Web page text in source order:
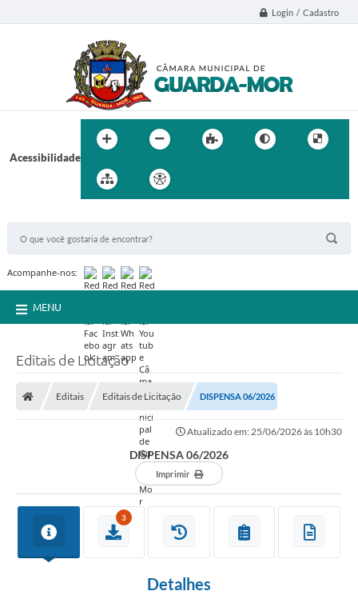
Login / Cadastro
Acessibilidade
Acompanhe-nos:
MENU
Editais de Licitação
Editais Editais de Licitação DISPENSA 06/2026
Atualizado em: 25/06/2026 às 10h30
DISPENSA 06/2026
Imprimir
3
Detalhes